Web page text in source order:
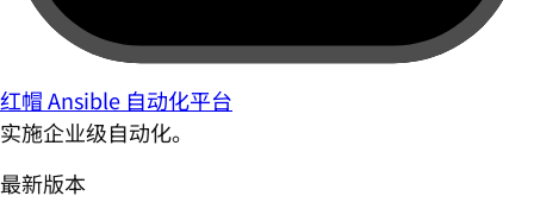
红帽 Ansible 自动化平台
实施企业级自动化。
最新版本